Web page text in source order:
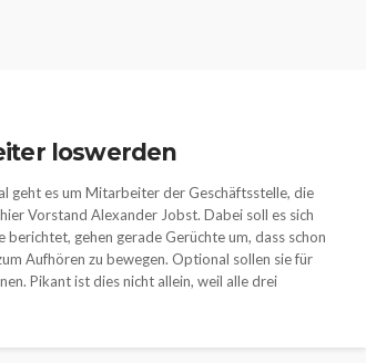
loswerden
geht es um Mitarbeiter der Geschäftsstelle, die
Vorstand Alexander Jobst. Dabei soll es sich
gehen gerade Gerüchte um, dass schon
Aufhören zu bewegen. Optional sollen sie für
Pikant ist dies nicht allein, weil alle drei